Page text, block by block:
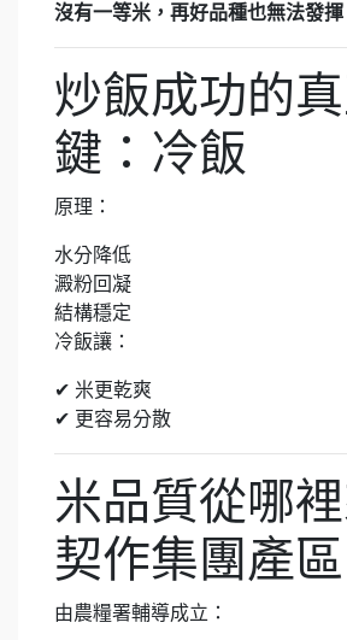
沒有一等米，再好品種也無法發揮
炒飯成功的
鍵：冷飯
原理：
水分降低
澱粉回凝
結構穩定
冷飯讓：
✔ 米更乾爽
✔ 更容易分散
米品質從哪裡
契作集團產區
由農糧署輔導成立：